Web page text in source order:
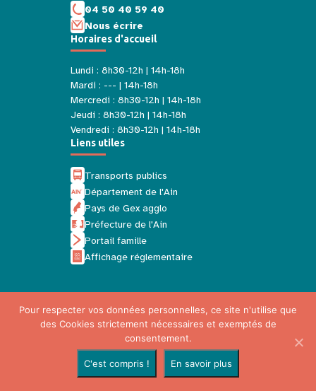
04 50 40 59 40
Nous écrire
Horaires d'accueil
Lundi : 8h30-12h | 14h-18h
Mardi : --- | 14h-18h
Mercredi : 8h30-12h | 14h-18h
Jeudi : 8h30-12h | 14h-18h
Vendredi : 8h30-12h | 14h-18h
Liens utiles
Transports publics
Département de l'Ain
Pays de Gex agglo
Préfecture de l'Ain
Portail famille
Affichage réglementaire
Mentions légales
Politique de confidentialité
Plan du site
Pour respecter vos données personnelles, ce site n'utilise que
des Cookies strictement nécessaires et exemptés de
consentement.
C'est compris ! En savoir plus